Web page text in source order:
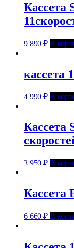
Кассета
9 890 ₽ В
кассета
4 990 ₽ В
Кассета
3 950 ₽ В
Кассета
6 660 ₽ В